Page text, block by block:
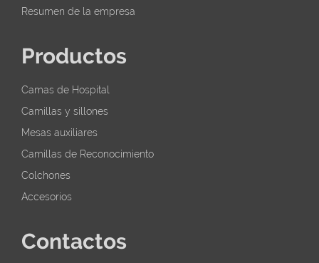
Resumen de la empresa
Productos
Camas de Hospital
Camillas y sillones
Mesas auxiliares
Camillas de Reconocimiento
Colchones
Accesorios
Contactos